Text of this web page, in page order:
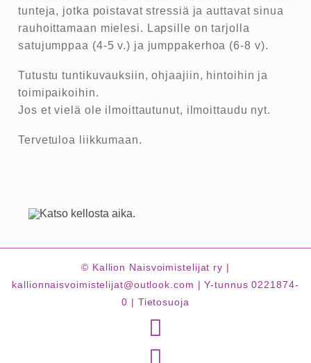
tunteja, jotka poistavat stressiä ja auttavat sinua
rauhoittamaan mielesi. Lapsille on tarjolla
satujumppaa (4-5 v.) ja jumppakerhoa (6-8 v).
Tutustu tuntikuvauksiin, ohjaajiin, hintoihin ja
toimipaikoihin.
Jos et vielä ole ilmoittautunut, ilmoittaudu nyt.
Tervetuloa liikkumaan.
© Kallion Naisvoimistelijat ry |
kallionnaisvoimistelijat@outlook.com | Y-tunnus 0221874-
0 | Tietosuoja